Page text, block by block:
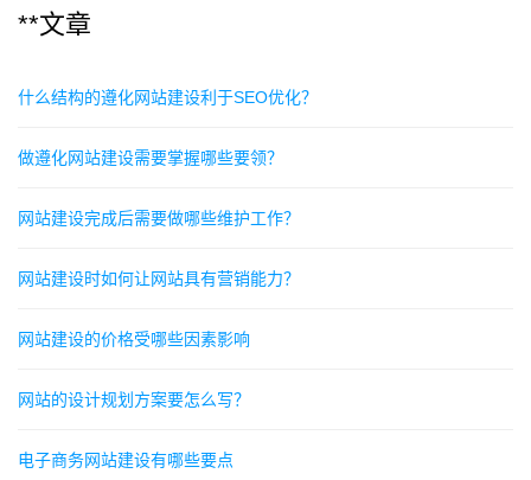
**文章
什么结构的遵化网站建设利于SEO优化？
做遵化网站建设需要掌握哪些要领？
网站建设完成后需要做哪些维护工作？
网站建设时如何让网站具有营销能力？
网站建设的价格受哪些因素影响
网站的设计规划方案要怎么写？
电子商务网站建设有哪些要点